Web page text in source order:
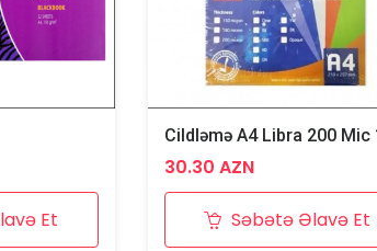
Et
30.30 AZN
Səbətə Əlavə Et